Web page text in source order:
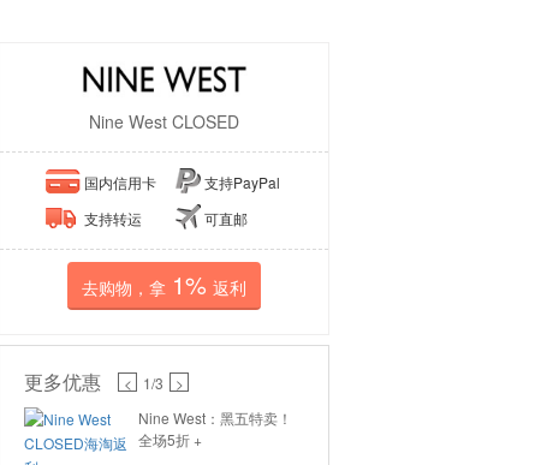
Nine West CLOSED
国内信用卡
支持PayPal
支持转运
可直邮
去购物，拿 1% 返利
更多优惠 < 1/3
>
Nine West：黑五特卖！
全场5折 +